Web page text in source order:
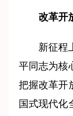
改革开
新征程
平同志为核
把握改革开
国式现代化